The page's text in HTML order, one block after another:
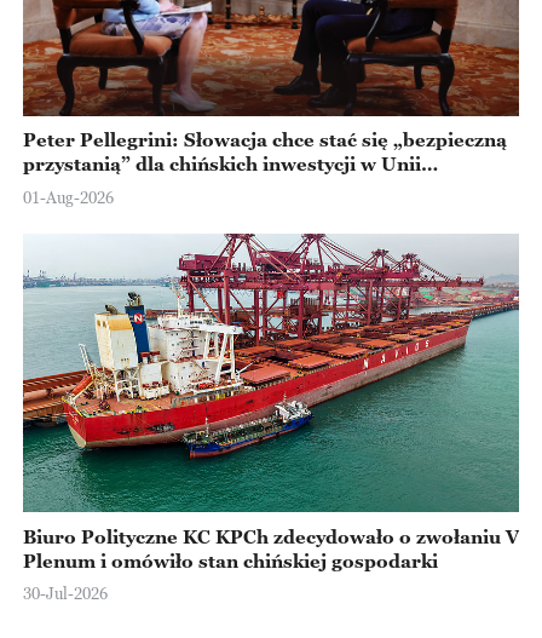
Peter Pellegrini: Słowacja chce stać się „bezpieczną
przystanią” dla chińskich inwestycji w Unii
Europejskiej
01-Aug-2026
Biuro Polityczne KC KPCh zdecydowało o zwołaniu V
Plenum i omówiło stan chińskiej gospodarki
30-Jul-2026